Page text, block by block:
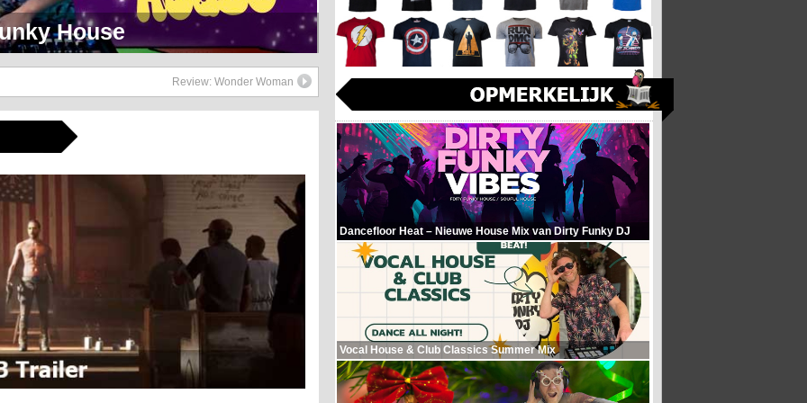
Soul Setje
Review: Wonder Woman
Dancefloor Heat – Nieuwe House Mix van Dirty Funky DJ
Vocal House & Club Classics Summer Mix